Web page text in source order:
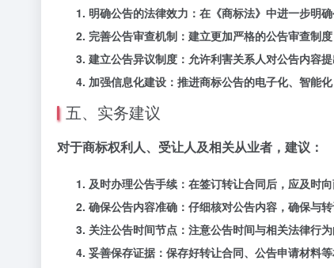
明确公告的法律效力：在《商标法》中进一步明
完善公告审查机制：建立更加严格的公告审查制
建立公告异议制度：允许利害关系人对公告内容提
加强信息化建设：推进商标公告的电子化、智能
五、实务建议
对于商标权利人、受让人及相关从业者，建议：
及时办理公告手续：在签订转让合同后，应及时向
确保公告内容准确：仔细核对公告内容，确保与
关注公告时间节点：注意公告时间与相关法律行
妥善保存证据：保存好转让合同、公告申请材料等